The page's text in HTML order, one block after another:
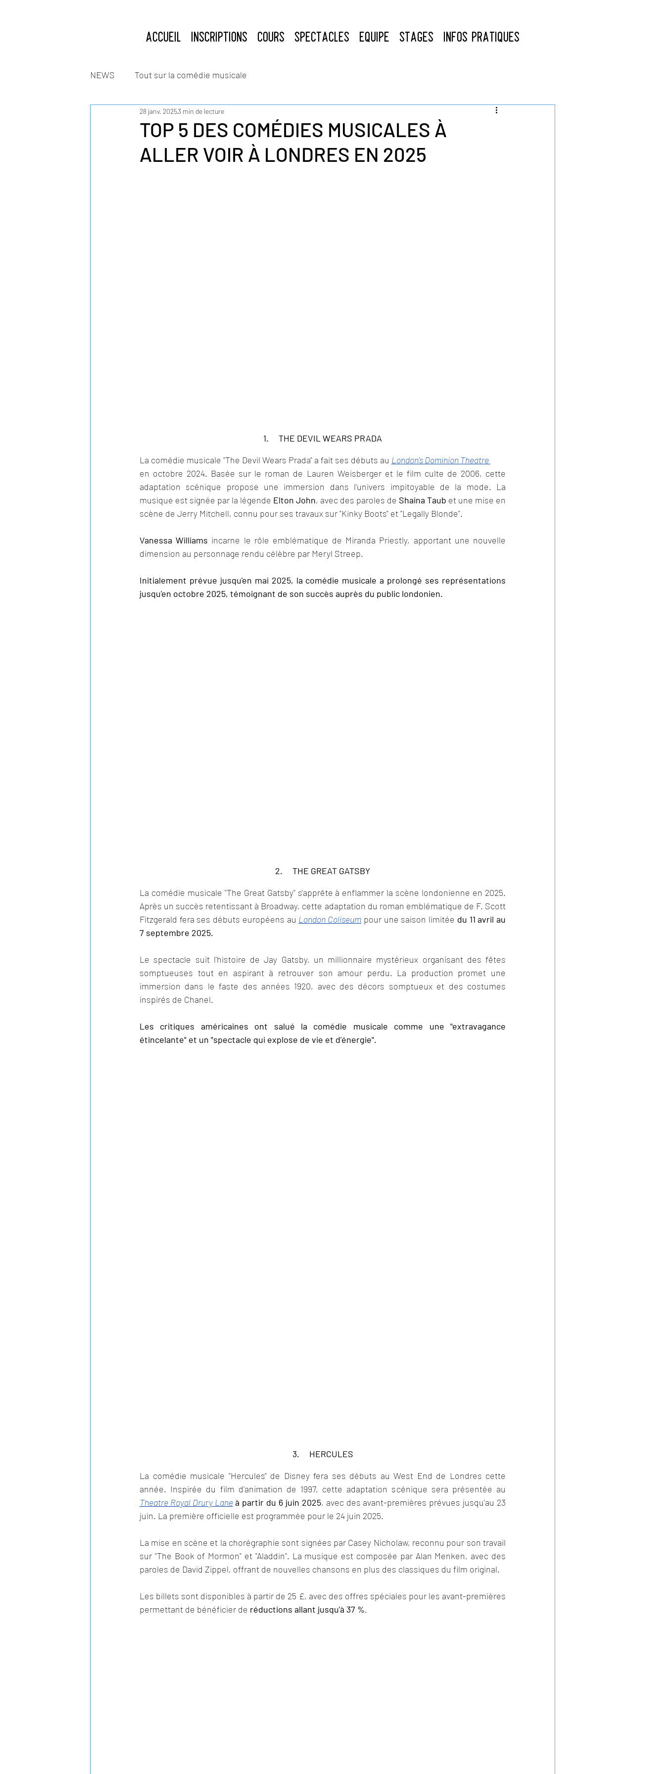
ACCUEIL INSCRIPTIONS COURS SPECTACLES ÉQUIPE STAGES INFOS PRATIQUES
NEWS Tout sur la comédie musicale
TOP 5 DES COMÉDIES MUSICALES À
ALLER VOIR À LONDRES EN 2025
28 janv. 20253 min de lecture
1. THE DEVIL WEARS PRADA
La comédie musicale "The Devil Wears Prada" a fait ses débuts au London's Dominion Theatre
en octobre 2024. Basée sur le roman de Lauren Weisberger et le film culte de 2006, cette
adaptation scénique propose une immersion dans l'univers impitoyable de la mode. La
musique est signée par la légende Elton John, avec des paroles de Shaina Taub et une mise en
scène de Jerry Mitchell, connu pour ses travaux sur "Kinky Boots" et "Legally Blonde".
Vanessa Williams incarne le rôle emblématique de Miranda Priestly, apportant une nouvelle
dimension au personnage rendu célèbre par Meryl Streep.
Initialement prévue jusqu'en mai 2025, la comédie musicale a prolongé ses représentations
jusqu'en octobre 2025, témoignant de son succès auprès du public londonien.
2. THE GREAT GATSBY
La comédie musicale "The Great Gatsby" s'apprête à enflammer la scène londonienne en 2025.
Après un succès retentissant à Broadway, cette adaptation du roman emblématique de F. Scott
Fitzgerald fera ses débuts européens au London Coliseum pour une saison limitée du 11 avril au
7 septembre 2025.
Le spectacle suit l'histoire de Jay Gatsby, un millionnaire mystérieux organisant des fêtes
somptueuses tout en aspirant à retrouver son amour perdu. La production promet une
immersion dans le faste des années 1920, avec des décors somptueux et des costumes
inspirés de Chanel.
Les critiques américaines ont salué la comédie musicale comme une "extravagance
étincelante" et un "spectacle qui explose de vie et d'énergie".
3. HERCULES
La comédie musicale "Hercules" de Disney fera ses débuts au West End de Londres cette
Theatre Royal Drury Lane à partir du 6 juin 2025, avec des avant-premières prévues jusqu'au 23
juin. La première officielle est programmée pour le 24 juin 2025.
La mise en scène et la chorégraphie sont signées par Casey Nicholaw, reconnu pour son travail
sur "The Book of Mormon" et "Aladdin". La musique est composée par Alan Menken, avec des
paroles de David Zippel, offrant de nouvelles chansons en plus des classiques du film original.
Les billets sont disponibles à partir de 25 £, avec des offres spéciales pour les avant-premières
permettant de bénéficier de réductions allant jusqu'à 37 %.